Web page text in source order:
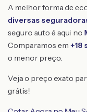
A melhor forma de
diversas
seguro auto é aqui no
Comparamos em +18
o menor preço.
Veja o preço exato
grátis!